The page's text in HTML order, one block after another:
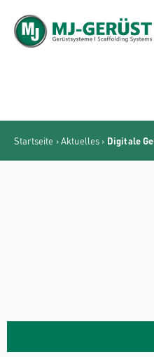
Startseite ›Aktuelles › Digitale